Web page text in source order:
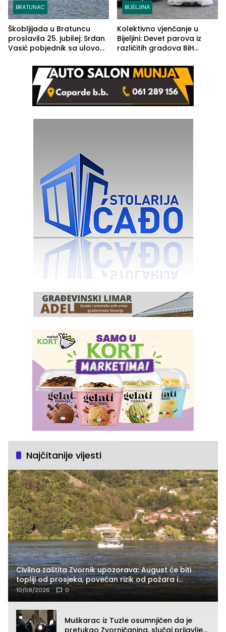
BRATUNAC
Škobljijada u Bratuncu
proslavila 25. jubilej: Srđan
Vasić pobjednik sa ulovom
BIJELJINA
Kolektivno vjenčanje u
Bijeljini: Devet parova iz
različitih gradova BiH
Najčitanije vijesti
Civilna zaštita Zvornik upozorava: August će biti
topliji od prosjeka, povećan rizik od požara i
nestašice vode
10/08/2026 0
Muškarac iz Tuzle osumnjičen da je